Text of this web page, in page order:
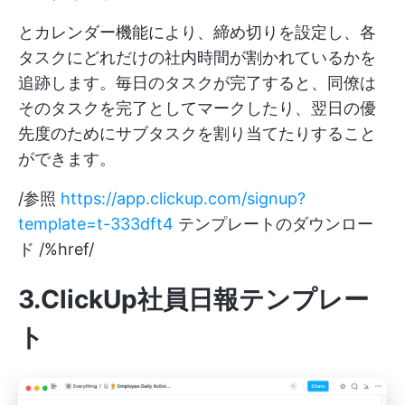
とカレンダー機能により、締め切りを設定し、各
タスクにどれだけの社内時間が割かれているかを
追跡します。毎日のタスクが完了すると、同僚は
そのタスクを完了としてマークしたり、翌日の優
先度のためにサブタスクを割り当てたりすること
ができます。
/参照 https://app.clickup.com/signup?
template=t-333dft4 テンプレートのダウンロー
ド /%href/
3.ClickUp社員日報テンプレー
ト